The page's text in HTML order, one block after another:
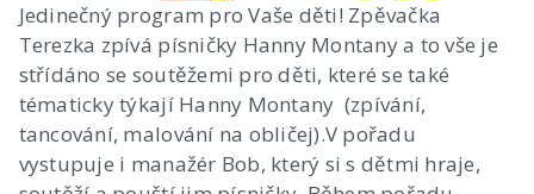
Jedinečný program pro Vaše děti! Zpěvačka
Terezka zpívá písničky Hanny Montany a to vše je
střídáno se soutěžemi pro děti, které se také
tématicky týkají Hanny Montany (zpívání,
tancování, malování na obličej).V pořadu
vystupuje i manažér Bob, který si s dětmi hraje,